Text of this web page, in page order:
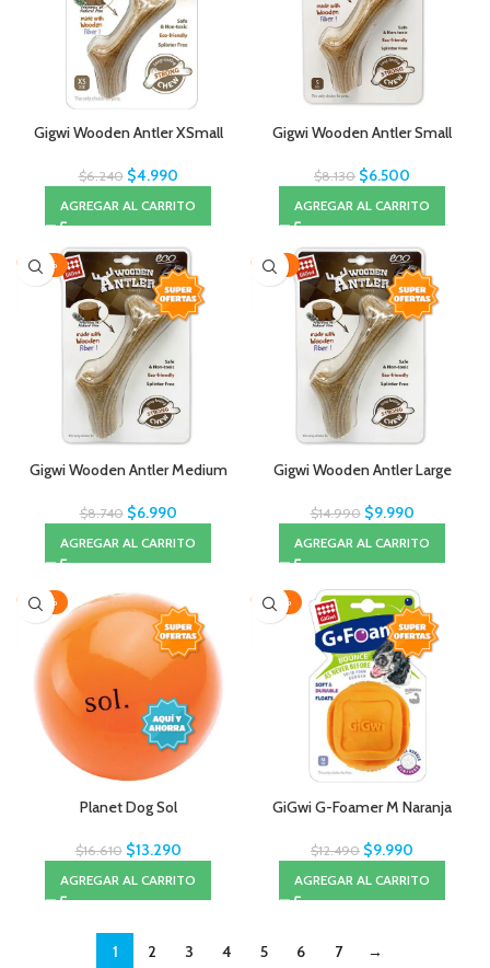
Gigwi Wooden Antler XSmall
$6.240 $4.990
AGREGAR AL CARRITO
Gigwi Wooden Antler Small
$8.130 $6.500
AGREGAR AL CARRITO
-20%
Gigwi Wooden Antler Medium
$8.740 $6.990
AGREGAR AL CARRITO
-33%
Gigwi Wooden Antler Large
$14.990 $9.990
AGREGAR AL CARRITO
-20%
Planet Dog Sol
$16.610 $13.290
AGREGAR AL CARRITO
-20%
GiGwi G-Foamer M Naranja
$12.490 $9.990
AGREGAR AL CARRITO
1 2 3 4 5 6 7 →